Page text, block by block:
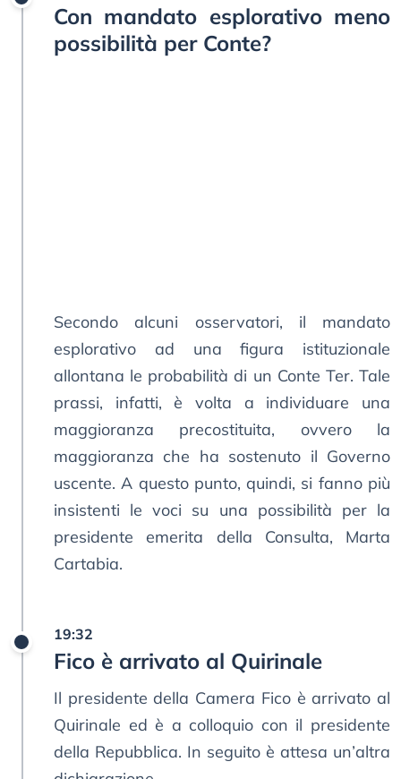
Con mandato esplorativo meno
possibilità per Conte?
Secondo alcuni osservatori, il mandato
esplorativo ad una figura istituzionale
allontana le probabilità di un Conte Ter. Tale
prassi, infatti, è volta a individuare una
maggioranza precostituita, ovvero la
maggioranza che ha sostenuto il Governo
uscente. A questo punto, quindi, si fanno più
insistenti le voci su una possibilità per la
presidente emerita della Consulta, Marta
Cartabia.
19:32
Fico è arrivato al Quirinale
Il presidente della Camera Fico è arrivato al
Quirinale ed è a colloquio con il presidente
della Repubblica. In seguito è attesa un’altra